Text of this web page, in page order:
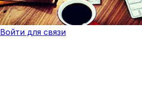
Войти для связи